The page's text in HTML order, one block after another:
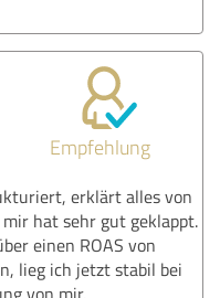
Empfehlung
erklärt alles von
hat sehr gut geklappt.
einen ROAS von
lieg ich jetzt stabil bei